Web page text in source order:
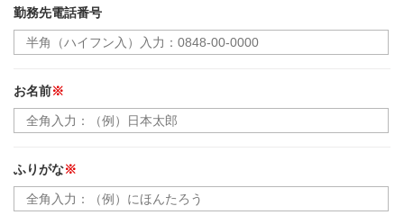
勤務先電話番号
お名前※
ふりがな※